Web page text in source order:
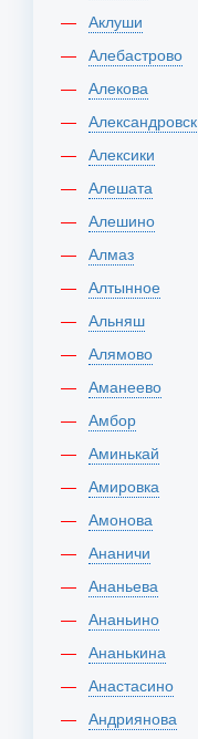
Аклуши
Алебастрово
Алекова
Александровск
Алексики
Алешата
Алешино
Алмаз
Алтынное
Альняш
Алямово
Аманеево
Амбор
Аминькай
Амировка
Амонова
Ананичи
Ананьева
Ананьино
Ананькина
Анастасино
Андриянова